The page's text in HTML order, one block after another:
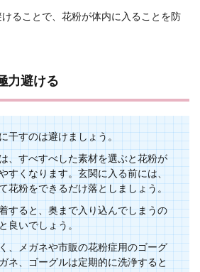
ることで、花粉が体内に入ることを防
力避ける
干すのは避けましょう。
、すべすべした素材を選ぶと花粉が
すくなります。玄関に入る前には、
花粉をできるだけ落としましょう。
すると、奥まで入り込んでしまうの
良いでしょう。
、メガネや市販の花粉症用のゴーグ
ネ、ゴーグルは定期的に洗浄すると